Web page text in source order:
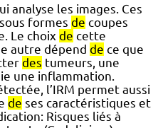
analyse les images. Ces
formes de coupes
Le choix de cette
autre dépend de ce que
des tumeurs, une
une inflammation.
l’IRM permet aussi
de ses caractéristiques et
Risques liés à